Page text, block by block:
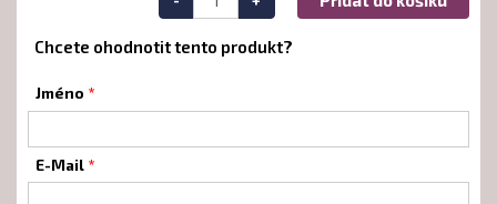
Chcete ohodnotit tento produkt?
Jméno
E-Mail